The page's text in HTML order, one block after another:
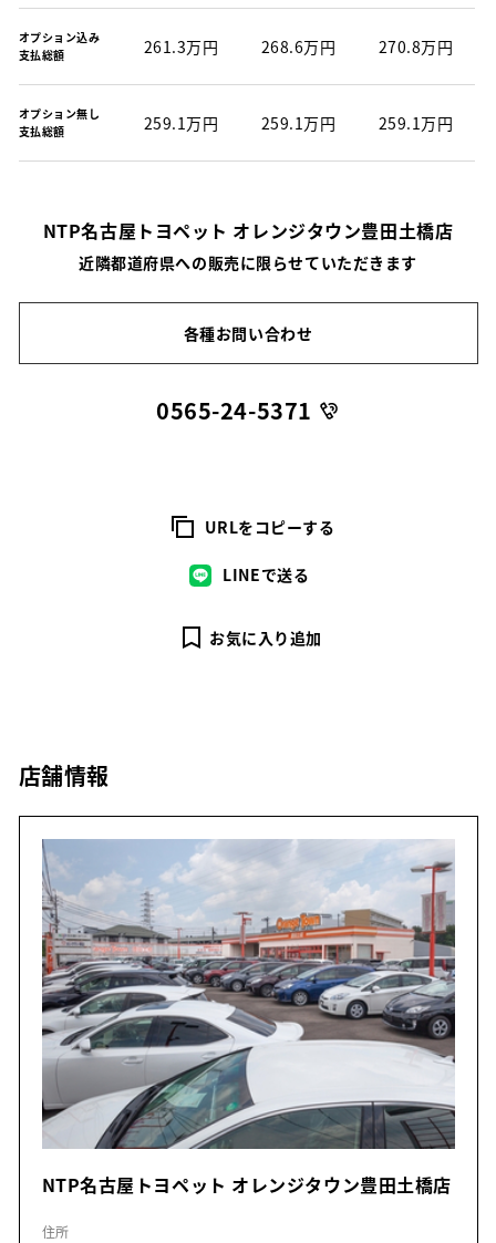
オプション込み
支払総額
261.3万円 268.6万円 270.8万円
オプション無し
支払総額
259.1万円 259.1万円 259.1万円
NTP名古屋トヨペット オレンジタウン豊田土橋店
近隣都道府県への販売に限らせていただきます
各種お問い合わせ
0565-24-5371
URLをコピーする
LINEで送る
お気に入り追加
店舗情報
NTP名古屋トヨペット オレンジタウン豊田土橋店
住所